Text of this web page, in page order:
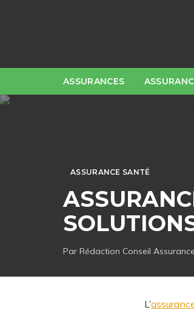
ASSURANCES
ASSURANCE SANTÉ
Par Rédaction Conseil
L’